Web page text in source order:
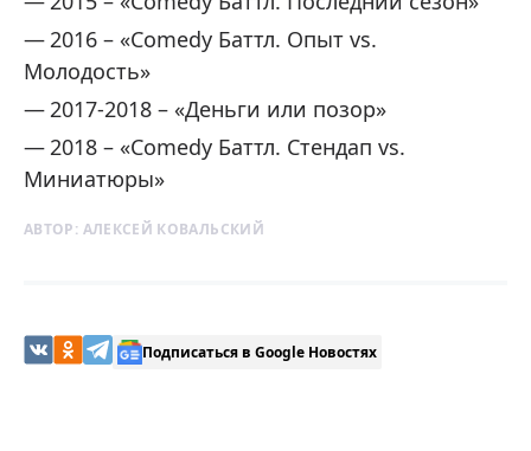
2016 – «Comedy Баттл. Опыт vs.
Молодость»
2017-2018 – «Деньги или позор»
2018 – «Comedy Баттл. Стендап vs.
Миниатюры»
АВТОР: АЛЕКСЕЙ КОВАЛЬСКИЙ
Подписаться в Google Новостях